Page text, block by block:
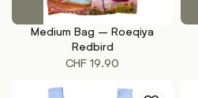
Medium Bag – Roeqiya
Redbird
CHF 19.90